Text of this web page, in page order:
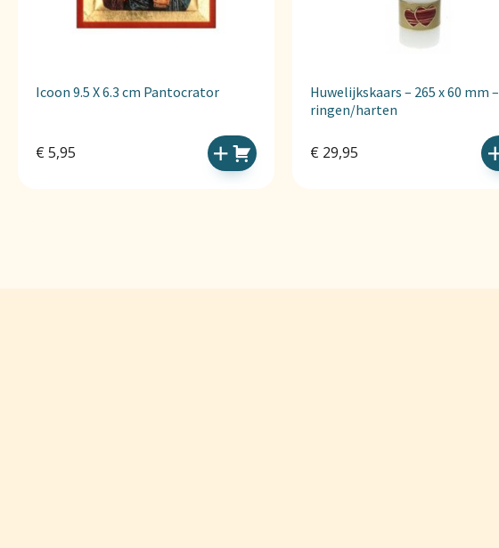
Icoon 9.5 X 6.3 cm Pantocrator
€ 5,95
Huwelijkskaars – 265 x 60 mm –
ringen/harten
€ 29,95